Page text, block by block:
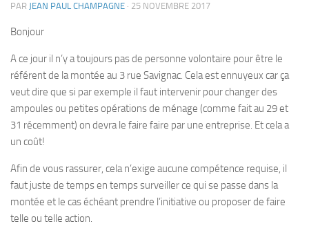
PAR JEAN PAUL CHAMPAGNE · 25 NOVEMBRE 2017
Bonjour
A ce jour il n’y a toujours pas de personne volontaire pour être le
référent de la montée au 3 rue Savignac. Cela est ennuyeux car ça
veut dire que si par exemple il faut intervenir pour changer des
ampoules ou petites opérations de ménage (comme fait au 29 et
31 récemment) on devra le faire faire par une entreprise. Et cela a
un coût!
Afin de vous rassurer, cela n’exige aucune compétence requise, il
faut juste de temps en temps surveiller ce qui se passe dans la
montée et le cas échéant prendre l’initiative ou proposer de faire
telle ou telle action.